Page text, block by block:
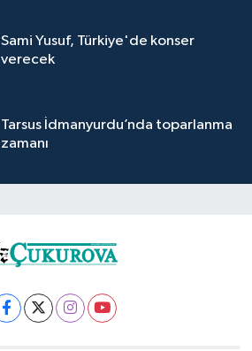
Sami Yusuf, Türkiye'de konser
verecek
Tarsus İdmanyurdu’nda toparlanma
zamanı